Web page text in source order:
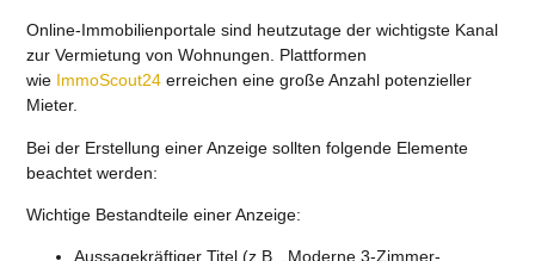
Online-Immobilienportale sind heutzutage der wichtigste Kanal
zur Vermietung von Wohnungen. Plattformen
wie ImmoScout24 erreichen eine große Anzahl potenzieller
Mieter.
Bei der Erstellung einer Anzeige sollten folgende Elemente
beachtet werden:
Wichtige Bestandteile einer Anzeige:
Aussagekräftiger Titel (z.B. „Moderne 3-Zimmer-